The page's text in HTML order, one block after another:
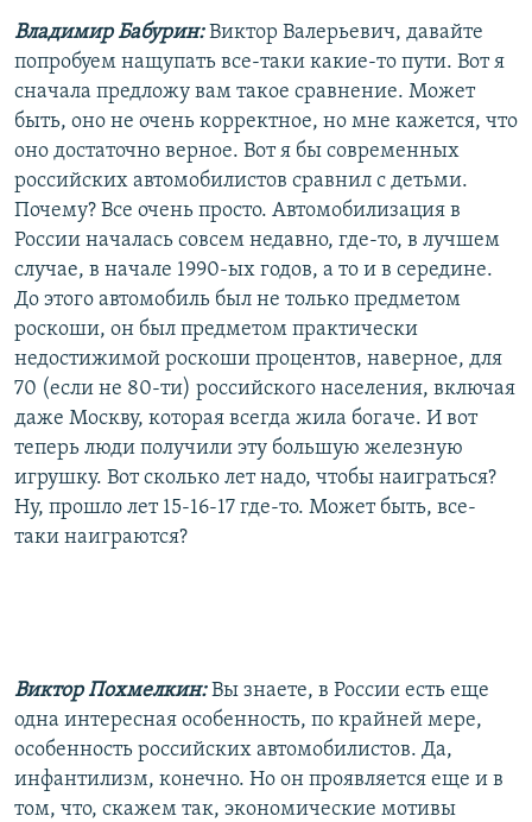
Владимир Бабурин:Виктор Валерьевич, давайте
попробуем нащупать все-таки какие-то пути. Вот я
сначала предложу вам такое сравнение. Может
быть, оно не очень корректное, но мне кажется, что
оно достаточно верное. Вот я бы современных
российских автомобилистов сравнил с детьми.
Почему? Все очень просто. Автомобилизация в
России началась совсем недавно, где-то, в лучшем
случае, в начале 1990-ых годов, а то и в середине.
До этого автомобиль был не только предметом
роскоши, он был предметом практически
недостижимой роскоши процентов, наверное, для
70 (если не 80-ти) российского населения, включая
даже Москву, которая всегда жила богаче. И вот
теперь люди получили эту большую железную
игрушку. Вот сколько лет надо, чтобы наиграться?
Ну, прошло лет 15-16-17 где-то. Может быть, все-
таки наиграются?
Виктор Похмелкин:Вы знаете, в России есть еще
одна интересная особенность, по крайней мере,
особенность российских автомобилистов. Да,
инфантилизм, конечно. Но он проявляется еще и в
том, что, скажем так, экономические мотивы